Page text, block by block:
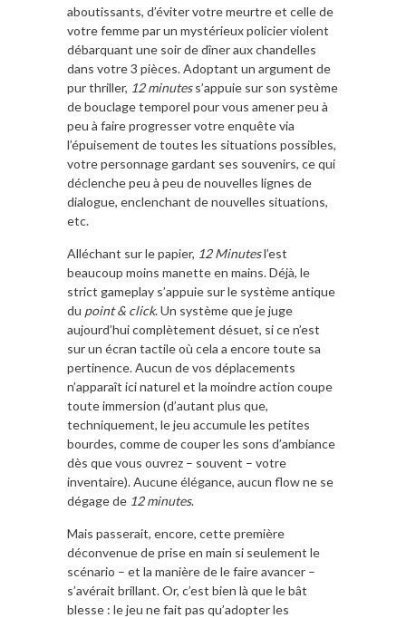
aboutissants, d’éviter votre meurtre et celle de
votre femme par un mystérieux policier violent
débarquant une soir de dîner aux chandelles
dans votre 3 pièces. Adoptant un argument de
pur thriller, 12 minutess’appuie sur son système
de bouclage temporel pour vous amener peu à
peu à faire progresser votre enquête via
l’épuisement de toutes les situations possibles,
votre personnage gardant ses souvenirs, ce qui
déclenche peu à peu de nouvelles lignes de
dialogue, enclenchant de nouvelles situations,
etc.
Alléchant sur le papier, 12 Minutesl’est
beaucoup moins manette en mains. Déjà, le
strict gameplay s’appuie sur le système antique
du point & click. Un système que je juge
aujourd’hui complètement désuet, si ce n’est
sur un écran tactile où cela a encore toute sa
pertinence. Aucun de vos déplacements
n’apparaît ici naturel et la moindre action coupe
toute immersion (d’autant plus que,
techniquement, le jeu accumule les petites
bourdes, comme de couper les sons d’ambiance
dès que vous ouvrez – souvent – votre
inventaire). Aucune élégance, aucun flow ne se
dégage de 12 minutes.
Mais passerait, encore, cette première
déconvenue de prise en main si seulement le
scénario – et la manière de le faire avancer –
s’avérait brillant. Or, c’est bien là que le bât
blesse : le jeu ne fait pas qu’adopter les